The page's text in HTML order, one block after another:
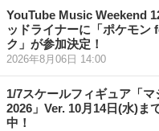
YouTube Music Weekend
ッドライナーに「ポケモン
ク」が参加決定！
2026年8月06日 14:00
1/7スケールフィギュア「マ
2026」Ver. 10月14日(水)ま
中！